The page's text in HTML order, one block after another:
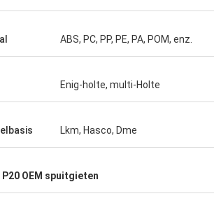
dankt u
omdat zij met de
vroegere productie
ABS, PC, PP, PE, PA, POM, enz.
Enig-holte, multi-Holte
Lkm, Hasco, Dme
P20 OEM spuitgieten